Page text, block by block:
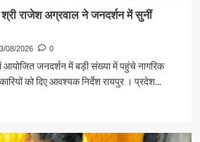
राजेश अग्रवाल ने जनदर्शन में सुनीं
08/2026 0
जनदर्शन में बड़ी संख्या में पहुंचे नागरिक
को दिए आवश्यक निर्देश रायपुर । प्रदेश...